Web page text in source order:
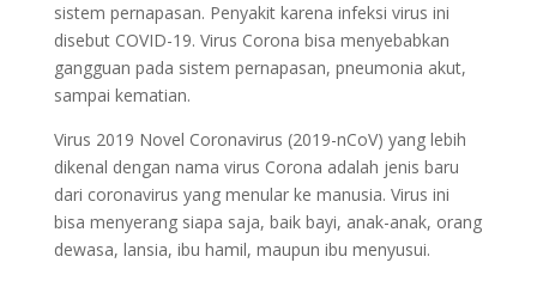
sistem pernapasan. Penyakit karena infeksi virus ini
disebut COVID-19. Virus Corona bisa menyebabkan
gangguan pada sistem pernapasan, pneumonia akut,
sampai kematian.
Virus 2019 Novel Coronavirus (2019-nCoV) yang lebih
dikenal dengan nama virus Corona adalah jenis baru
dari coronavirus yang menular ke manusia. Virus ini
bisa menyerang siapa saja, baik bayi, anak-anak, orang
dewasa, lansia, ibu hamil, maupun ibu menyusui.